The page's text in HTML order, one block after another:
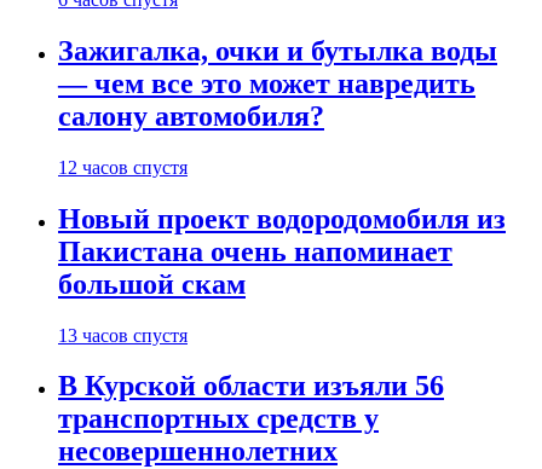
Зажигалка, очки и бутылка воды
— чем все это может навредить
салону автомобиля?
12 часов спустя
Новый проект водородомобиля из
Пакистана очень напоминает
большой скам
13 часов спустя
В Курской области изъяли 56
транспортных средств у
несовершеннолетних